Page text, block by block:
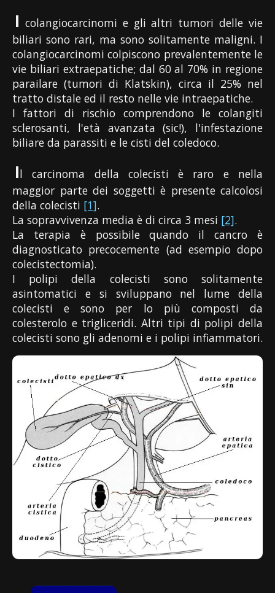
I colangiocarcinomi e gli altri tumori delle vie
biliari sono rari, ma sono solitamente maligni. I
colangiocarcinomi colpiscono prevalentemente le
vie biliari extraepatiche; dal 60 al 70% in regione
parailare (tumori di Klatskin), circa il 25% nel
tratto distale ed il resto nelle vie intraepatiche.
I fattori di rischio comprendono le colangiti
sclerosanti, l'età avanzata (sic!), l'infestazione
biliare da parassiti e le cisti del coledoco.
Il carcinoma della colecisti è raro e nella
maggior parte dei soggetti è presente calcolosi
della colecisti [1].
La sopravvivenza media è di circa 3 mesi [2].
La terapia è possibile quando il cancro è
diagnosticato precocemente (ad esempio dopo
colecistectomia).
I polipi della colecisti sono solitamente
asintomatici e si sviluppano nel lume della
colecisti e sono per lo più composti da
colesterolo e trigliceridi. Altri tipi di polipi della
colecisti sono gli adenomi e i polipi infiammatori.